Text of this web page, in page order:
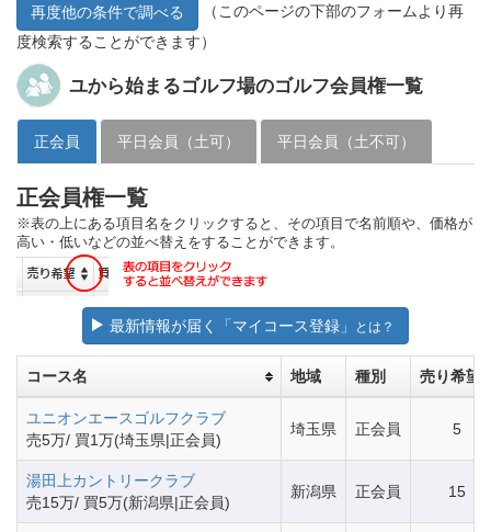
再度他の条件で調べる
（このページの下部のフォームより再
度検索することができます）
ユから始まるゴルフ場のゴルフ会員権一覧
正会員 平日会員（土可） 平日会員（土不可）
正会員権一覧
※表の上にある項目名をクリックすると、その項目で名前順や、価格が
高い・低いなどの並べ替えをすることができます。
最新情報が届く「マイコース登録」 とは？
コース名 地域 種別 売り希望
ユニオンエースゴルフクラブ
売5万/ 買1万(埼玉県|正会員)
埼玉県 正会員 5
湯田上カントリークラブ
売15万/ 買5万(新潟県|正会員)
新潟県 正会員 15